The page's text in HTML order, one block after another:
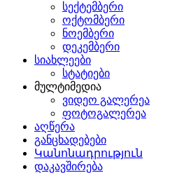
სექტემბერი
ოქტომბერი
ნოემბერი
დეკემბერი
სიახლეები
სტატიები
მულტიმედია
ვიდეო გალერეა
ფოტოგალერეა
აღწერა
განცხადებები
Կանոնադրություն
დაკავშირება